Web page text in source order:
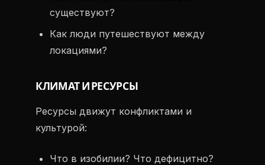
существуют?
Как люди путешествуют между
локациями?
КЛИМАТ И РЕСУРСЫ
Ресурсы движут конфликтами и
культурой:
Что в изобилии? Что дефицитно?